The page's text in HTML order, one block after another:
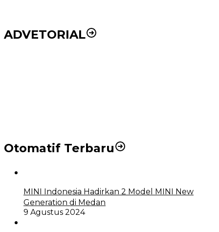
ADVETORIAL
Otomatif Terbaru
MINI Indonesia Hadirkan 2 Model MINI New
Generation di Medan
9 Agustus 2024